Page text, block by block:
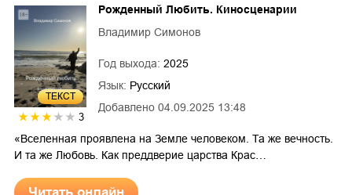
ТЕКСТ
3
Добавлено 04.09.2025 13:48
Рожденный Любить. Киносценарии
Владимир Симонов
Год выхода: 2025
Язык: Русский
«Вселенная проявлена на Земле человеком. Та же вечность.
И та же Любовь. Как преддверие царства Крас…